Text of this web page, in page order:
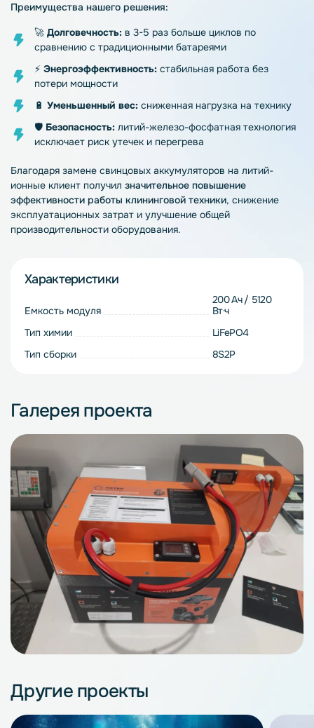
Преимущества нашего решения:
🚀 Долговечность: в 3-5 раз больше циклов по
сравнению с традиционными батареями
⚡ Энергоэффективность: стабильная работа без
потери мощности
🔋 Уменьшенный вес: сниженная нагрузка на технику
🛡️ Безопасность: литий-железо-фосфатная технология
исключает риск утечек и перегрева
Благодаря замене свинцовых аккумуляторов на литий-
ионные клиент получил значительное повышение
эффективности работы клининговой техники, снижение
эксплуатационных затрат и улучшение общей
производительности оборудования.
Характеристики
Емкость модуля
200 Ач / 5120
Вт·ч
Тип химии
LiFePO4
Тип сборки
8S2P
Галерея проекта
Другие проекты